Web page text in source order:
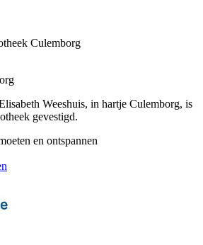
Culemborg
Weeshuis, in hartje Culemborg, is
gevestigd.
en ontspannen